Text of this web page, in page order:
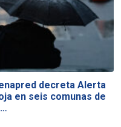
decreta Alerta
en seis comunas de